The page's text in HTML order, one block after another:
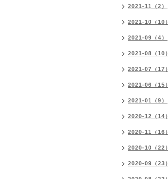
2021-11（2）
2021-10（10）
2021-09（4）
2021-08（10）
2021-07（17）
2021-06（15）
2021-01（9）
2020-12（14）
2020-11（16）
2020-10（22）
2020-09（23）